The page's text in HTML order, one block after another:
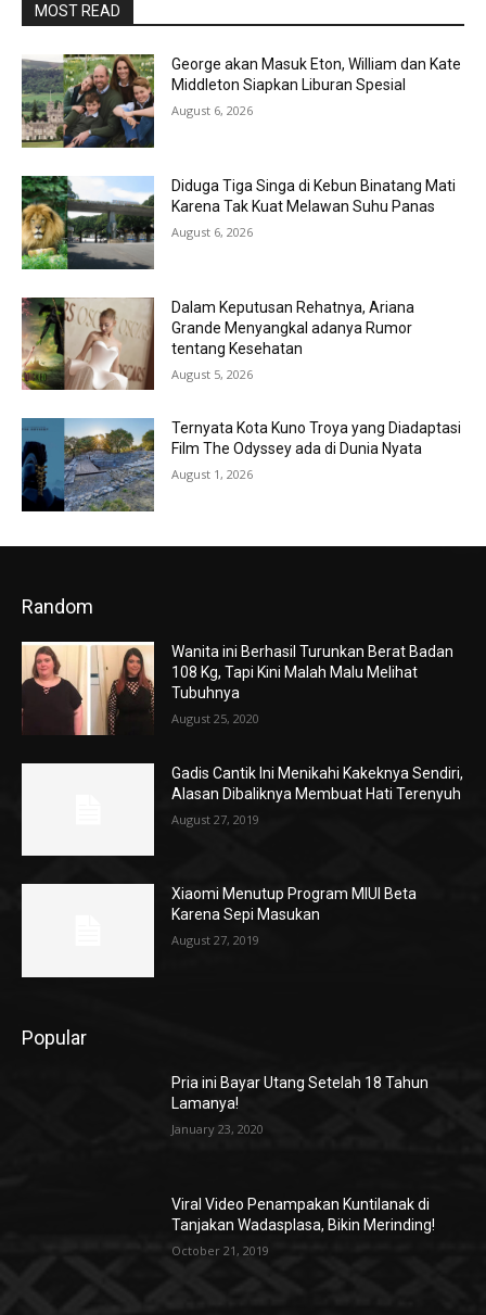
MOST READ
George akan Masuk Eton, William dan Kate
Middleton Siapkan Liburan Spesial
August 6, 2026
Diduga Tiga Singa di Kebun Binatang Mati
Karena Tak Kuat Melawan Suhu Panas
August 6, 2026
Dalam Keputusan Rehatnya, Ariana
Grande Menyangkal adanya Rumor
tentang Kesehatan
August 5, 2026
Ternyata Kota Kuno Troya yang Diadaptasi
Film The Odyssey ada di Dunia Nyata
August 1, 2026
Random
Wanita ini Berhasil Turunkan Berat Badan
108 Kg, Tapi Kini Malah Malu Melihat
Tubuhnya
August 25, 2020
Gadis Cantik Ini Menikahi Kakeknya Sendiri,
Alasan Dibaliknya Membuat Hati Terenyuh
August 27, 2019
Xiaomi Menutup Program MIUI Beta
Karena Sepi Masukan
August 27, 2019
Popular
Pria ini Bayar Utang Setelah 18 Tahun
Lamanya!
January 23, 2020
Viral Video Penampakan Kuntilanak di
Tanjakan Wadasplasa, Bikin Merinding!
October 21, 2019